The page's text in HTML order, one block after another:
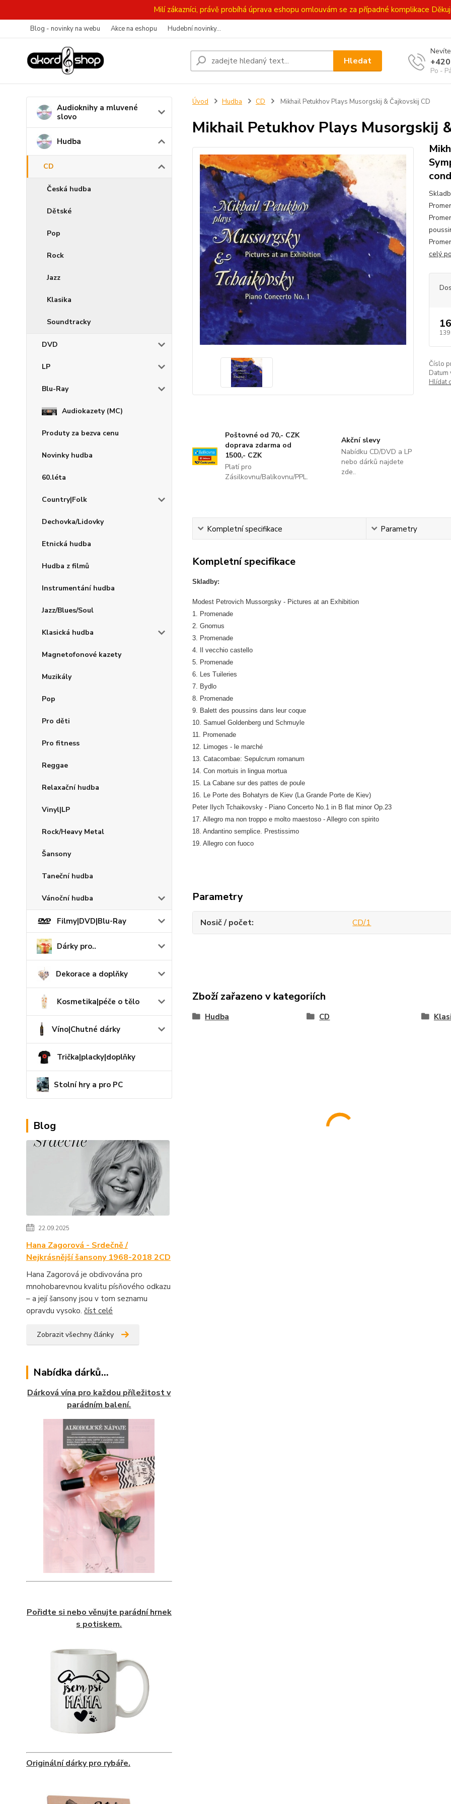
Milí zákazníci, právě probíhá úprava eshopu omlouvám se za případné komplikace
Blog - novinky na webu Akce na eshopu Hudební novinky...
Hledat
Po -
Audioknihy a mluvené
slovo
Hudba
CD
Česká hudba
Dětské
Pop
Rock
Jazz
Klasika
Soundtracky
DVD
LP
Blu-Ray
Audiokazety (MC)
Produty za bezva cenu
Novinky hudba
60.léta
Country|Folk
Dechovka/Lidovky
Etnická hudba
Hudba z filmů
Instrumentání hudba
Jazz/Blues/Soul
Klasická hudba
Magnetofonové kazety
Muzikály
Pop
Pro děti
Pro fitness
Reggae
Relaxační hudba
Vinyl|LP
Rock/Heavy Metal
Šansony
Taneční hudba
Vánoční hudba
Filmy|DVD|Blu-Ray
Dárky pro..
Dekorace a doplňky
Kosmetika|péče o tělo
Víno|Chutné dárky
Trička|placky|doplňky
Stolní hry a pro PC
Blog
22.09.2025
Hana Zagorová - Srdečně /
Nejkrásnější šansony 1968-2018 2CD
Hana Zagorová je obdivována pro
mnohobarevnou kvalitu písňového odkazu
– a její šansony jsou v tom seznamu
opravdu vysoko. číst celé
Zobrazit všechny články
Nabídka dárků...
Dárková vína pro každou příležitost v
parádním balení.
Pořidte si nebo věnujte parádní hrnek
s potiskem.
Originální dárky pro rybáře.
Úvod Hudba CD Mikhail Petukhov Plays Musorgskij & Čajkovskij CD
Mikhail Petukhov Plays Musorgskij
celý
139
Číslo
Datum
Hlídat
Poštovné od 70,- CZK
doprava zdarma od
1500,- CZK
Platí pro
Zásilkovnu/Balíkovnu/PPL.
Akční slevy
Nabídku CD/DVD a LP
nebo dárků najdete
zde..
Kompletní specifikace Parametry
Kompletní specifikace
Skladby:
Modest Petrovich Mussorgsky - Pictures at an Exhibition
1. Promenade
2. Gnomus
3. Promenade
4. Il vecchio castello
5. Promenade
6. Les Tuileries
7. Bydlo
8. Promenade
9. Balett des poussins dans leur coque
10. Samuel Goldenberg und Schmuyle
11. Promenade
12. Limoges - le marché
13. Catacombae: Sepulcrum romanum
14. Con mortuis in lingua mortua
15. La Cabane sur des pattes de poule
16. Le Porte des Bohatyrs de Kiev (La Grande Porte de Kiev)
Peter Ilych Tchaikovsky - Piano Concerto No.1 in B flat minor Op.23
17. Allegro ma non troppo e molto maestoso - Allegro con spirito
18. Andantino semplice. Prestissimo
19. Allegro con fuoco
Parametry
Nosič / počet CD/1
Zboží zařazeno v kategoriích
Hudba CD